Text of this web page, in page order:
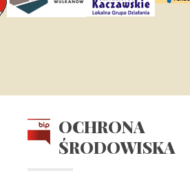
OCHRONA
ŚRODOWISKA